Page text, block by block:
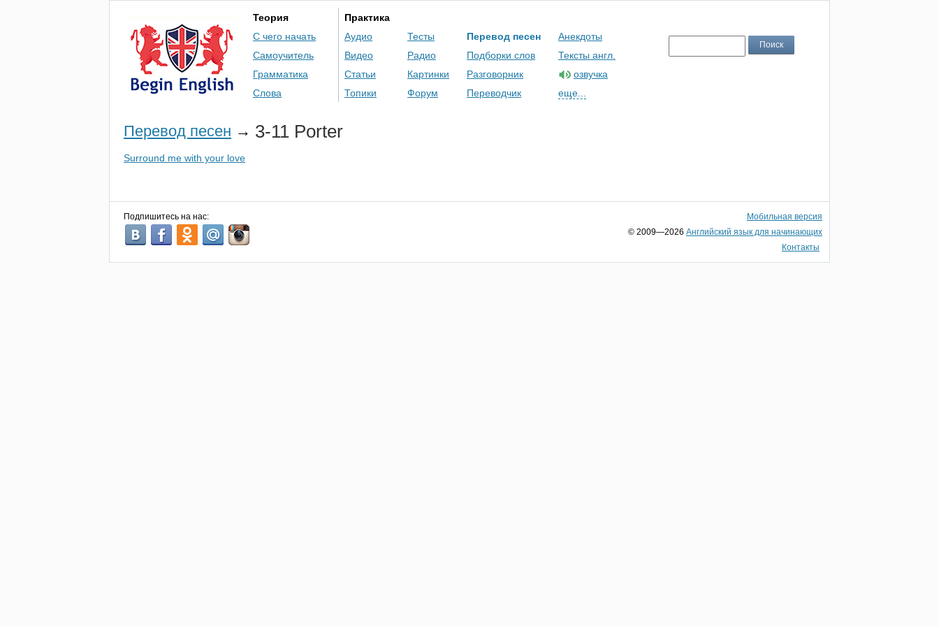
Теория
С чего начать
Самоучитель
Грамматика
Слова
Практика
Аудио
Видео
Статьи
Топики
Тесты
Радио
Картинки
Форум
Перевод песен
Подборки слов
Разговорник
Переводчик
Анекдоты
Тексты англ.
озвучка
еще...
Перевод песен → 3-11 Porter
Surround me with your love
Подпишитесь на нас:
Мобильная версия
© 2009—2026 Английский язык для начинающих
Контакты